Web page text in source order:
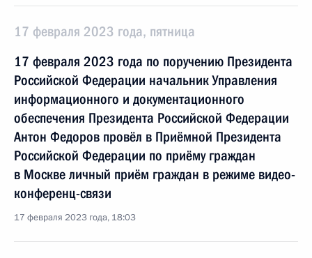
17 февраля 2023 года, пятница
17 февраля 2023 года по поручению Президента
Российской Федерации начальник Управления
информационного и документационного
обеспечения Президента Российской Федерации
Антон Федоров провёл в Приёмной Президента
Российской Федерации по приёму граждан
в Москве личный приём граждан в режиме видео-
конференц-связи
17 февраля 2023 года, 18:03